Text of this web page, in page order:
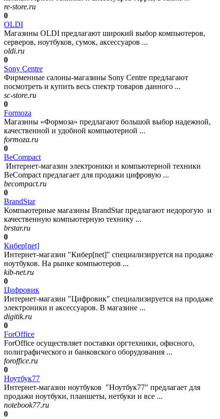
re-store.ru
0
OLDI
Магазины OLDI предлагают широкий выбор компьютеров,
серверов, ноутбуков, сумок, аксессуаров ...
oldi.ru
0
Sony Centre
Фирменные салоны-магазины Sony Centre предлагают
посмотреть и купить весь спектр товаров данного ...
sc-store.ru
0
Formoza
Магазины «Формоза» предлагают большой выбор надежной,
качественной и удобной компьютерной ...
formoza.ru
0
BeCompact
Интернет-магазин электроники и компьютерной техники
BeCompact предлагает для продажи цифровую ...
becompact.ru
0
BrandStar
Компьютерные магазины BrandStar предлагают недорогую и
качественную компьютерную технику ...
brstar.ru
0
Кибер[net]
Интернет-магазин "Кибер[net]" специализируется на продаже
ноутбуков. На рынке компьютеров ...
kib-net.ru
0
Цифровик
Интернет-магазин "Цифровик" специализируется на продаже
электроники и аксессуаров. В магазине ...
digitik.ru
0
ForOffice
ForOffice осуществляет поставки оргтехники, офисного,
полиграфического и банковского оборудования ...
foroffice.ru
0
Ноутбук77
Интернет-магазин ноутбуков "Ноутбук77" предлагает для
продажи ноутбуки, планшеты, нетбуки и все ...
notebook77.ru
0